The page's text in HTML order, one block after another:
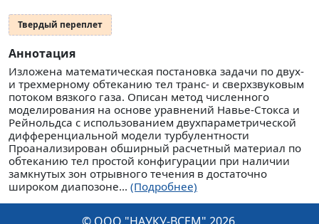
Твердый переплет
Аннотация
Изложена математическая постановка задачи по двух-
и трехмерному обтеканию тел транс- и сверхзвуковым
потоком вязкого газа. Описан метод численного
моделирования на основе уравнений Навье-Стокса и
Рейнольдса с использованием двухпараметрической
дифференциальной модели турбулентности
Проанализирован обширный расчетный материал по
обтеканию тел простой конфигурации при наличии
замкнутых зон отрывного течения в достаточно
широком диапозоне... (Подробнее)